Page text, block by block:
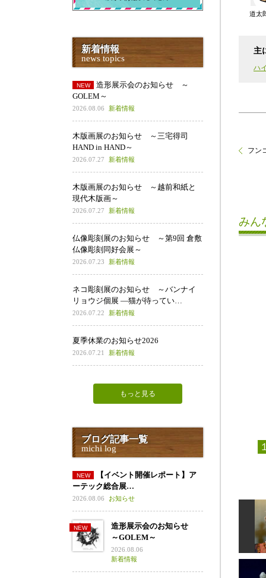
道太
主
ハ
フン
みん
新着情報
news topics
造形展示会のお知らせ ～
GOLEM～
2026.08.06 新着情報
木版画展のお知らせ ～三宅得司
HAND in HAND～
2026.07.27 新着情報
木版画展のお知らせ ～越前和紙と
現代木版画～
2026.07.27 新着情報
仏像彫刻展のお知らせ ～第9回 倉敷
仏像彫刻同好会展～
2026.07.23 新着情報
ネコ彫刻展のお知らせ ～バンナイ
リョウジ個展 ―猫が待ってい…
2026.07.22 新着情報
夏季休業のお知らせ2026
2026.07.21 新着情報
もっと見る
ブログ記事一覧
michi log
【イベント開催レポート】ア
ーテック総合展…
2026.08.06 お知らせ
造形展示会のお知らせ
～GOLEM～
2026.08.06
新着情報